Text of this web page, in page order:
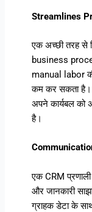
Streamlines
एक अच्छी तरह से
business
manual labor
कम कर सकता है।
अपने कार्यबल को
है।
एक CRM
और जानकारी
ग्राहक डेटा के